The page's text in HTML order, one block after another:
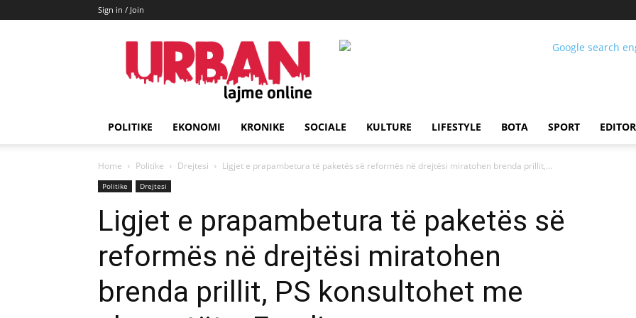
Sign in / Join
URBAN
Lajme
POLITIKE EKONOMI KRONIKE SOCIALE KULTURE LIFESTYLE BOTA SPORT
Home Politike Drejtesi Ligjet e prapambetura të paketës së reformës në drejtësi miratohen brenda prillit,...
Politike Drejtesi
Ligjet e prapambetura të paketës së
reformës në drejtësi miratohen
brenda prillit, PS konsultohet me